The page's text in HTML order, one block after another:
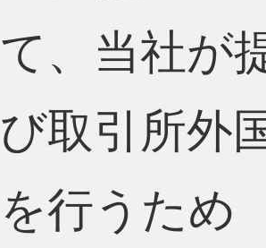
て、当社が
び取引所外
を行うため